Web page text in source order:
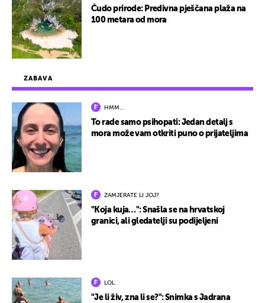
ZABAVA
HMM…
To rade samo psihopati: Jedan detalj s
mora može vam otkriti puno o prijateljima
ZAMJERATE LI JOJ?
"Koja kuja…": Snašla se na hrvatskoj
granici, ali gledatelji su podijeljeni
LOL
"Je li živ, zna li se?": Snimka s Jadrana
Čudo prirode: Predivna pješčana plaža na
100 metara od mora